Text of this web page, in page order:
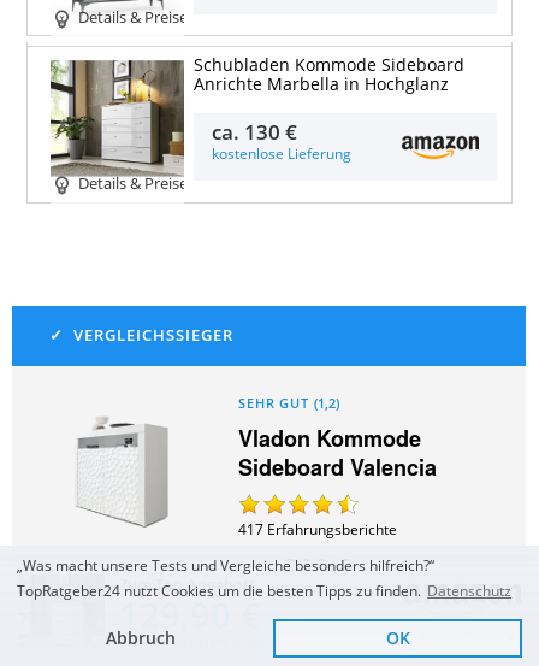
Zum Top Angebot
KOSTENLOSE LIEFERUNG Sofort Lieferbar
Details & Preise
Details & Preise
Schubladen Kommode Sideboard
Anrichte Marbella in Hochglanz
ca. 130 €
kostenlose Lieferung
SEHR GUT (1,2)
Vladon Kommode
Sideboard Valencia
417 Erfahrungsberichte
ca.266 €
„Was macht unsere Tests und Vergleiche besonders hilfreich?“
TopRatgeber24 nutzt Cookies um die besten Tipps zu finden. Datenschutz
Abbruch OK